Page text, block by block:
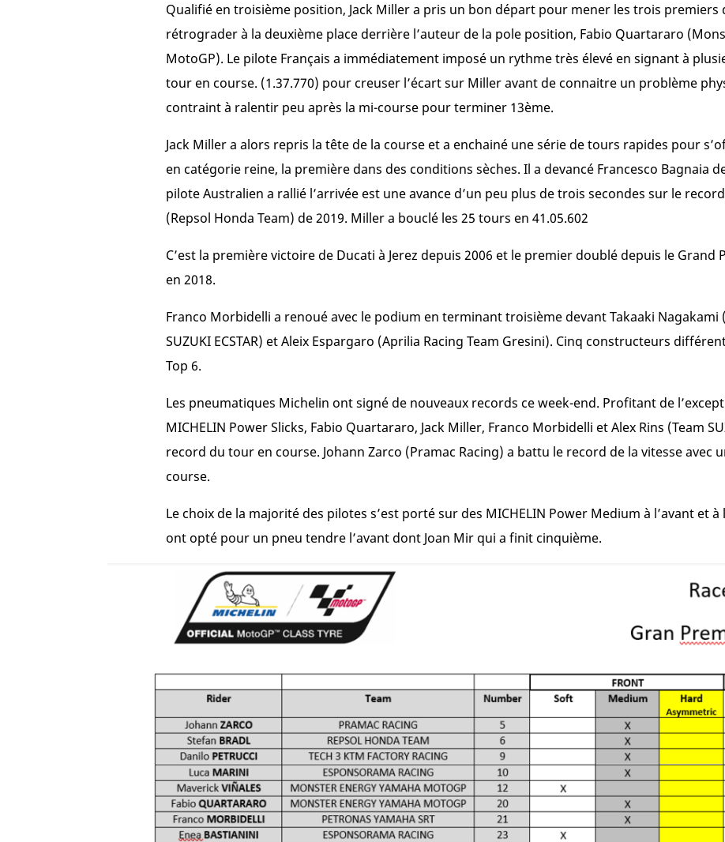
Qualifié en troisième position, Jack Miller a pris un bon départ pour mener les trois premiers
rétrograder à la deuxième place derrière l’auteur de la pole position, Fabio Quartararo
MotoGP). Le pilote Français a immédiatement imposé un rythme très élevé en signant à
tour en course. (1.37.770) pour creuser l’écart sur Miller avant de connaitre un problème
contraint à ralentir peu après la mi-course pour terminer 13ème.
Jack Miller a alors repris la tête de la course et a enchainé une série de tours rapides pour
en catégorie reine, la première dans des conditions sèches. Il a devancé Francesco Bagnaia
pilote Australien a rallié l’arrivée est une avance d’un peu plus de trois secondes sur le
(Repsol Honda Team) de 2019. Miller a bouclé les 25 tours en 41.05.602
C’est la première victoire de Ducati à Jerez depuis 2006 et le premier doublé depuis le Grand
en 2018.
Franco Morbidelli a renoué avec le podium en terminant troisième devant Takaaki Nagakami
SUZUKI ECSTAR) et Aleix Espargaro (Aprilia Racing Team Gresini). Cinq constructeurs
Top 6.
Les pneumatiques Michelin ont signé de nouveaux records ce week-end. Profitant de
MICHELIN Power Slicks, Fabio Quartararo, Jack Miller, Franco Morbidelli et Alex Rins (Team
record du tour en course. Johann Zarco (Pramac Racing) a battu le record de la vitesse avec
course.
Le choix de la majorité des pilotes s’est porté sur des MICHELIN Power Medium à l’avant et
ont opté pour un pneu tendre l’avant dont Joan Mir qui a finit cinquième.